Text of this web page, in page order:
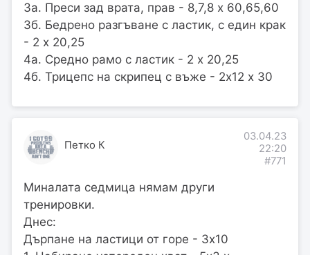
3а. Преси зад врата, прав - 8,7,8 х 60,65,60
3б. Бедрено разгъване с ластик, с един крак
- 2 х 20,25
4а. Средно рамо с ластик - 2 х 20,25
4б. Трицепс на скрипец с въже - 2х12 х 30
Петко К
03.04.23
22:20
#771
Миналата седмица нямам други
тренировки.
Днес:
Дърпане на ластици от горе - 3х10